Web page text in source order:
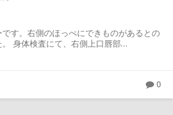
す。右側のほっぺにできものがあるとの
。 身体検査にて、右側上口唇部…
0